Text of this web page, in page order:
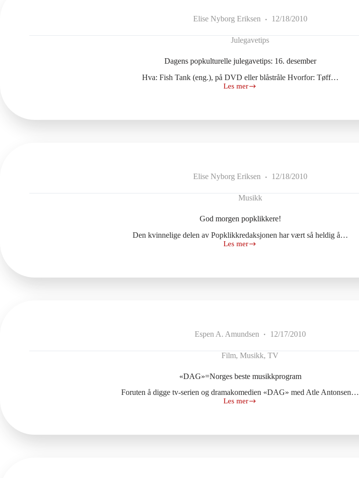
Elise Nyborg Eriksen 12/18/2010
Julegavetips
Dagens popkulturelle julegavetips: 16. desember
Hva: Fish Tank (eng.), på DVD eller blåstråle Hvorfor: Tøff…
Les mer
Dagens
Elise Nyborg Eriksen 12/18/2010
Musikk
God morgen popklikkere!
Den kvinnelige delen av Popklikkredaksjonen har vært så heldig å…
Les mer
God
Espen A. Amundsen 12/17/2010
Film,Musikk,TV
«DAG»=Norges beste musikkprogram
Foruten å digge tv-serien og dramakomedien «DAG» med Atle Antonsen…
Les mer
«DAG»=Norges